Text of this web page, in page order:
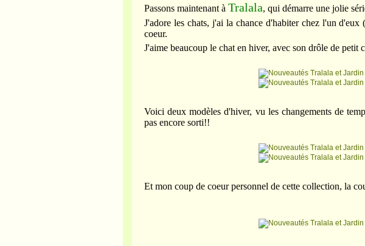
Passons maintenant à Tralala, qui démarre une jolie
J'adore les chats, j'ai la chance d'habiter chez l'un
coeur.
J'aime beaucoup le chat en hiver, avec son drôle de petit
Voici deux modèles d'hiver, vu les changements de
pas encore sorti!!
Et mon coup de coeur personnel de cette collection, la